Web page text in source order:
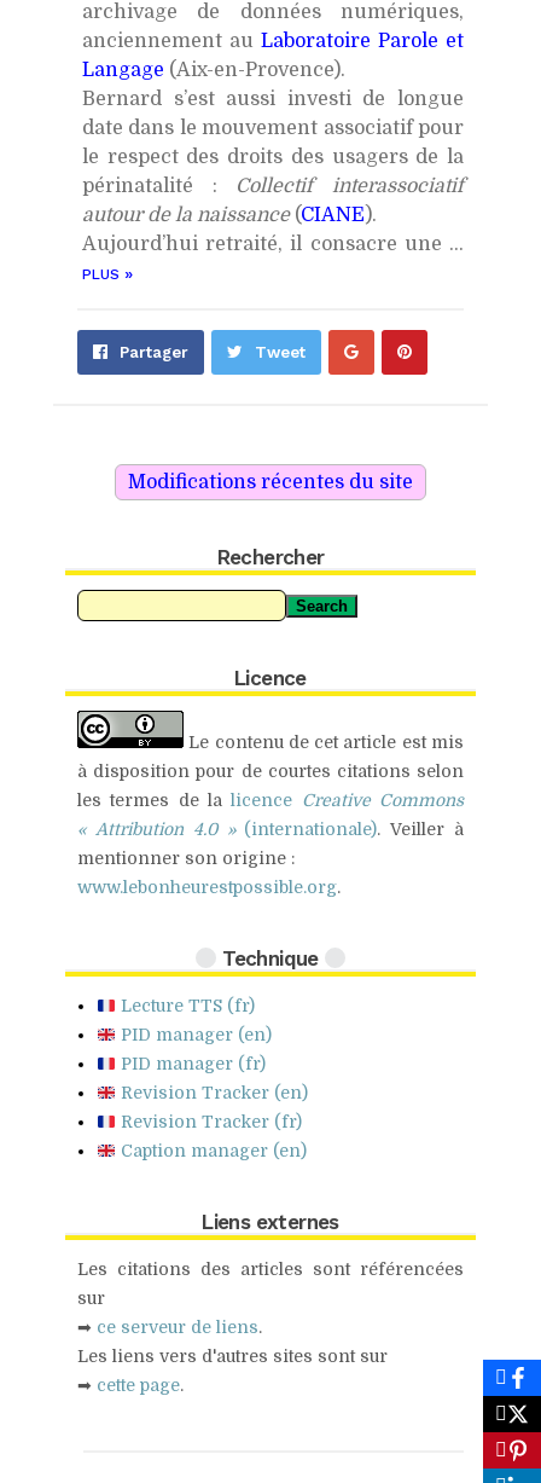
archivage de données numériques,
anciennement au Laboratoire Parole et
Langage (Aix-en-Provence).
Bernard s’est aussi investi de longue
date dans le mouvement associatif pour
le respect des droits des usagers de la
périnatalité : Collectif interassociatif
autour de la naissance(CIANE ).
Aujourd’hui retraité, il consacre une ...
PLUS »
Partager Tweet PartagerÉpingler
Rechercher
Search
Licence
Le contenu de cet article est mis
à disposition pour de courtes citations selon
les termes de lalicence Creative Commons
« Attribution 4.0 »(internationale). Veiller à
mentionner son origine :
www.lebonheurestpossible.org.
Technique
Lecture TTS (fr)
PID manager (en)
PID manager (fr)
Revision Tracker (en)
Revision Tracker (fr)
Caption manager (en)
Liens externes
Les citations des articles sont référencées
sur
➡ ce serveur de liens.
Les liens vers d'autres sites sont sur
➡ cette page.